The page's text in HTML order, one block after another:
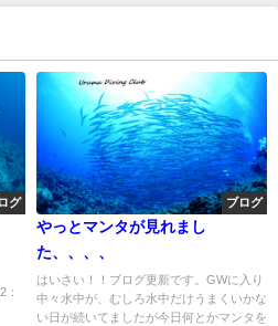
グ ブログ
やっとマンタが見れまし
た、、、、
はいさい！！ブログ更新です。GWに入り
中々水中が、むしろ水中だけうまくいかな
い日が続いてましたが今日何とかマンタを